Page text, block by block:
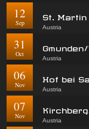
12
Sep
St.
Austria
31
Oct
Austria
06
Nov
Hof bei
Austria
07
Nov
Austria